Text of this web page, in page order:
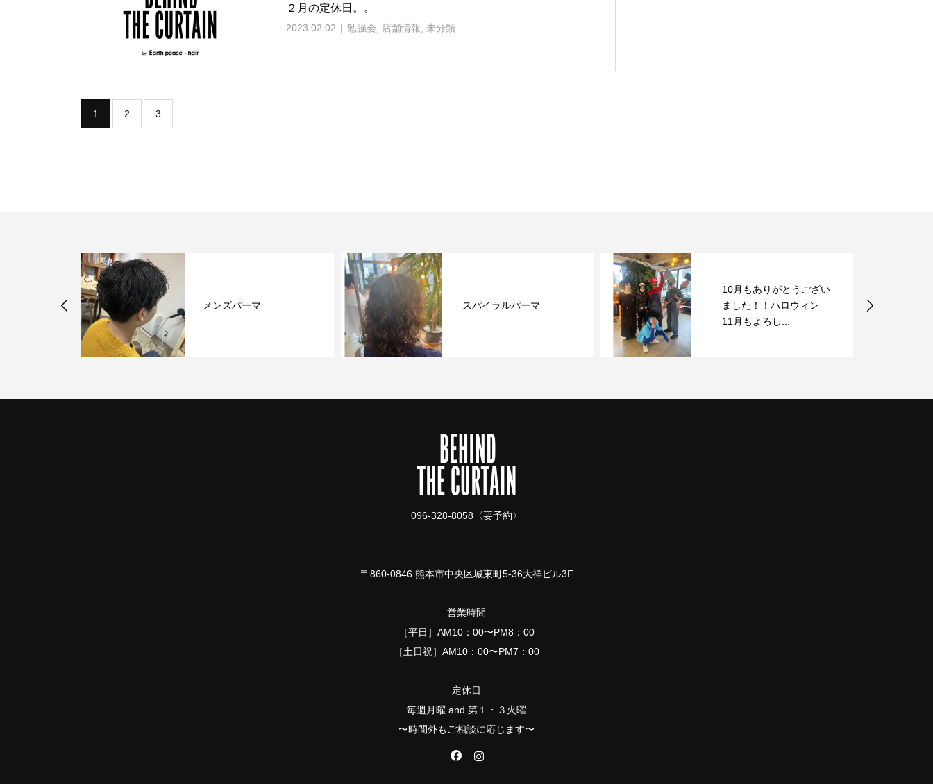
２月の定休日。。
2023.02.02 勉強会 店舗情報 未分類
1 2 3
メンズパーマ スパイラルパーマ
10月もありがとうござい
ました！！ハロウィン
11月もよろし...
096-328-8058〈要予約〉
〒860-0846 熊本市中央区城東町5-36大祥ビル3F
営業時間
［平日］AM10：00〜PM8：00
［土日祝］AM10：00〜PM7：00
定休日
毎週月曜 and 第１・３火曜
〜時間外もご相談に応じます〜